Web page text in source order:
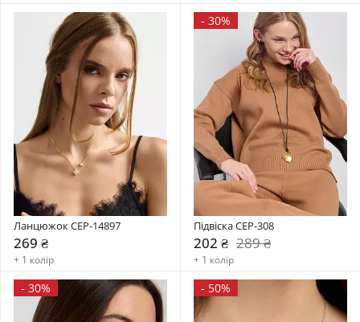
Ланцюжок CEP-14897
269 ₴
+ 1 колір
- 30%
Підвіска CEP-308
202 ₴ 289 ₴
+ 1 колір
- 30% - 50%